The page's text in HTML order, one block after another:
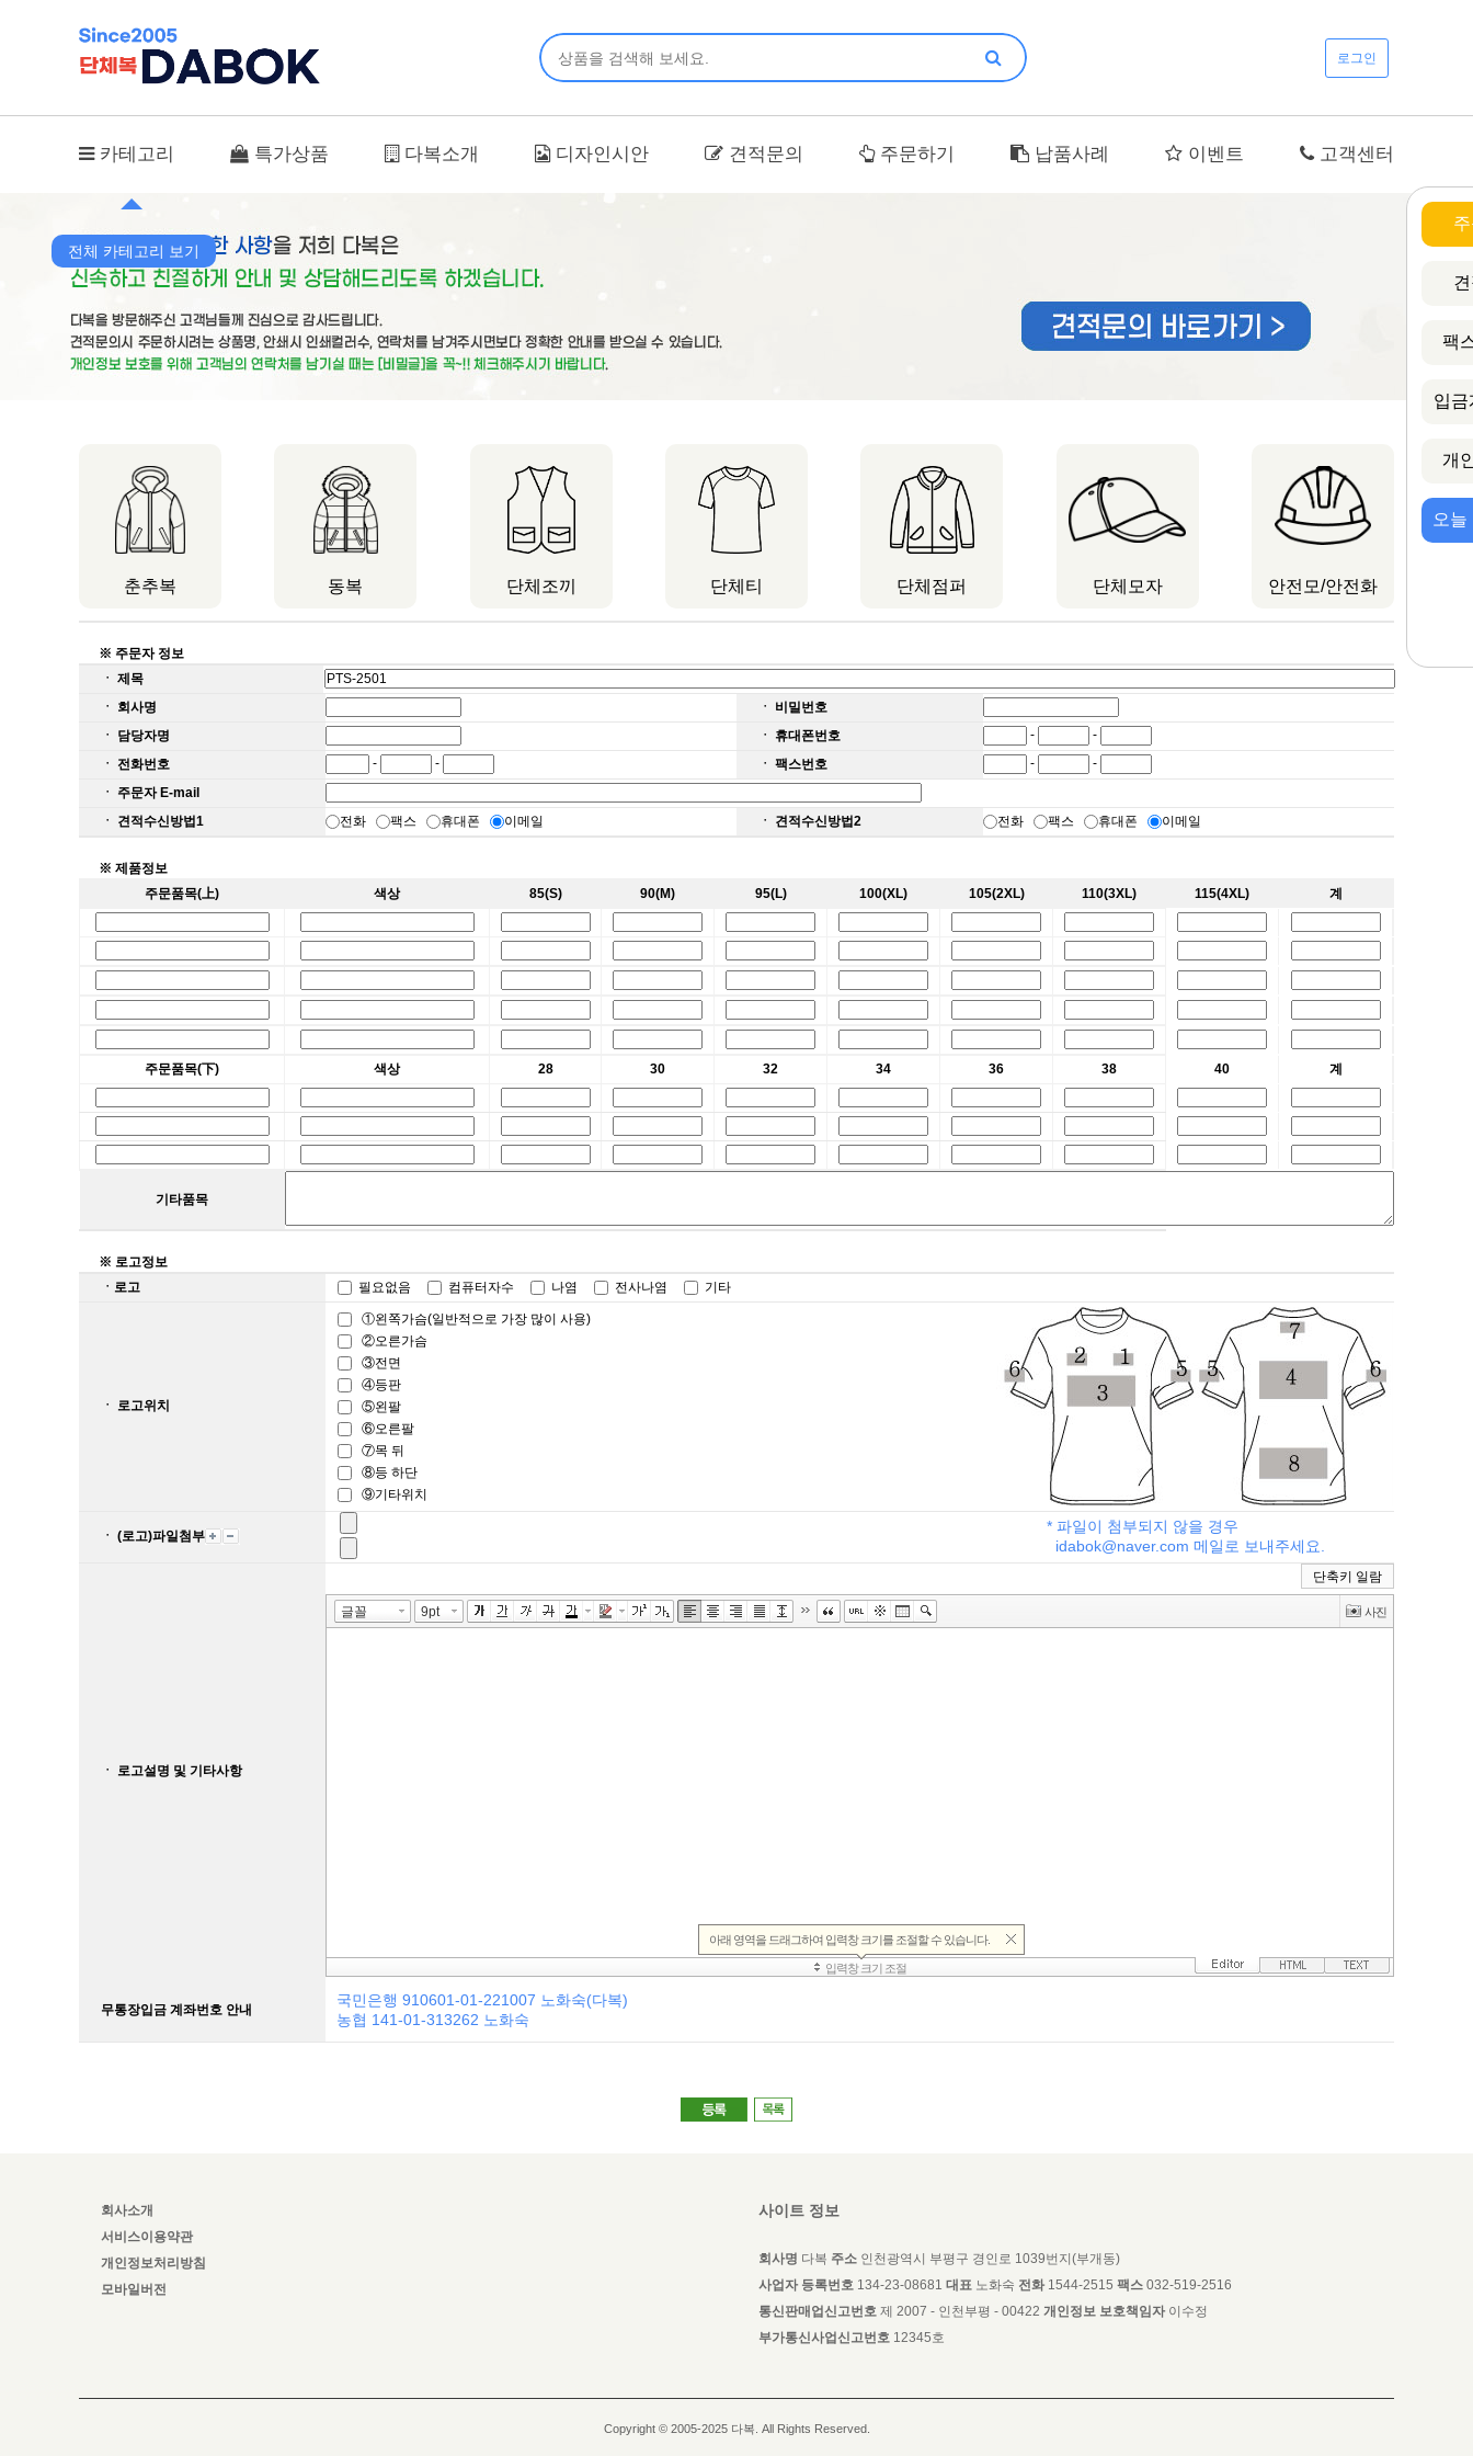
로그인
카테고리 특가상품 다복소개 디자인시안 견적문의 주문하기 납품사례 이벤트 고객센터
전체 카테고리 보기
팩
입금
개
오
춘추복 동복 단체조끼 단체티 단체점퍼 단체모자 안전모/안전화
※ 주문자 정보
ㆍ 제목
ㆍ 회사명
ㆍ 비밀번호
ㆍ 담당자명
ㆍ 휴대폰번호 -
-
ㆍ 전화번호
- - ㆍ 팩스번호 -
-
ㆍ 주문자 E-mail
ㆍ 견적수신방법1
전화 팩스 휴대폰 이메일 ㆍ 견적수신방법2 전화 팩스 휴대폰 이메일
※ 제품정보
주문품목(上)
색상 85(S) 90(M) 95(L) 100(XL) 105(2XL) 110(3XL) 115(4XL) 계
주문품목(下) 색상 28 30 32 34 36 38 40 계
기타품목
※ 로고정보
ㆍ로고
필요없음 컴퓨터자수 나염 전사나염 기타
ㆍ 로고위치
①왼쪽가슴(일반적으로 가장 많이 사용)
②오른가슴
③전면
④등판
⑤왼팔
⑥오른팔
⑦목 뒤
⑧등 하단
⑨기타위치
ㆍ (로고)파일첨부
* 파일이 첨부되지 않을 경우
idabok@naver.com 메일로 보내주세요.
ㆍ 로고설명 및 기타사항
단축키 일람
무통장입금 계좌번호 안내
국민은행 910601-01-221007 노화숙(다복)
농협 141-01-313262 노화숙
회사소개
서비스이용약관
개인정보처리방침
모바일버전
사이트 정보
회사명 다복 주소 인천광역시 부평구 경인로 1039번지(부개동)
사업자 등록번호 134-23-08681 대표 노화숙 전화 1544-2515 팩스 032-519-2516
통신판매업신고번호 제 2007 - 인천부평 - 00422 개인정보 보호책임자이수정
부가통신사업신고번호 12345호
Copyright © 2005-2025 다복. All Rights Reserved.